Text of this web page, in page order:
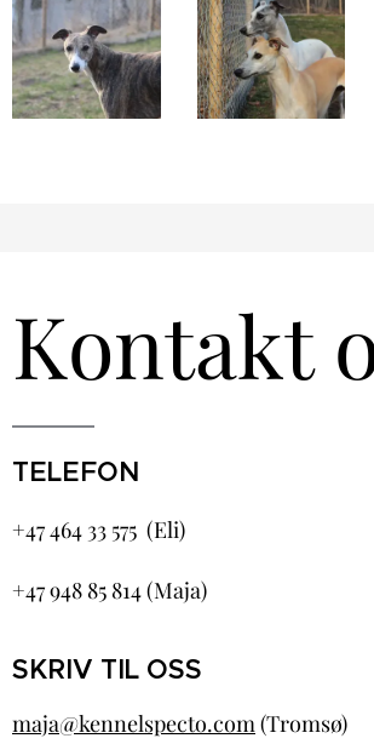
Kontakt
TELEFON
+47 464 33 575 (Eli)
+47 948 85 814 (Maja)
SKRIV TIL OSS
maja@kennelspecto.com(Tromsø)